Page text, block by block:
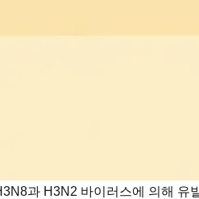
과 H3N2 바이러스에 의해 유